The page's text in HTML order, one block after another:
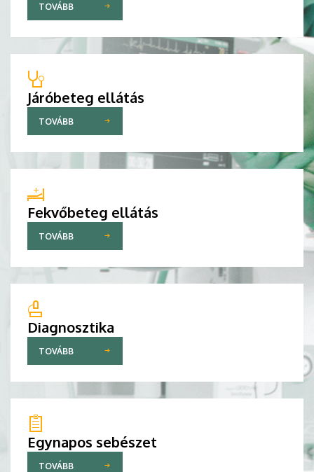
TOVÁBB
Járóbeteg ellátás
TOVÁBB
Fekvőbeteg ellátás
TOVÁBB
Diagnosztika
TOVÁBB
Egynapos sebészet
TOVÁBB